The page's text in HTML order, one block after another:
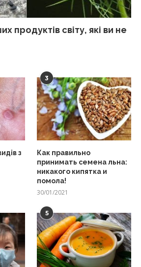
продуктів світу, які ви не
з
3
Как правильно
принимать семена льна:
никакого кипятка и
помола!
30/01/2021
5